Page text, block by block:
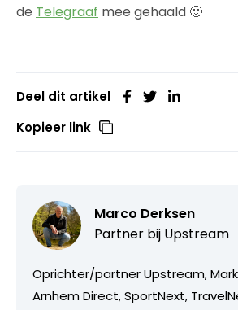
de Telegraaf mee gehaald 🙂
Deel dit artikel
Kopieer link
Marco Derksen
Partner bij Upstream
Oprichter/partner Upstream,
Arnhem Direct, SportNext,